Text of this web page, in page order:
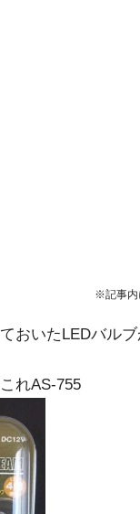
※記事内
おいたLEDバル
れAS-755